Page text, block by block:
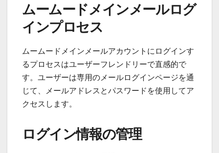
ムームードメインメールログ
インプロセス
ムームードメインメールアカウントにログインす
るプロセスはユーザーフレンドリーで直感的で
す。ユーザーは専用のメールログインページを通
じて、メールアドレスとパスワードを使用してア
クセスします。
ログイン情報の管理